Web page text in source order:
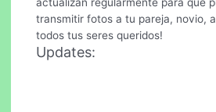
actualizan regularmente para que
transmitir fotos a tu pareja, novio,
todos tus seres queridos!
Updates: